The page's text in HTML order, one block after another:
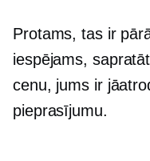
Protams, tas ir
iespējams,
cenu, jums ir
pieprasījumu.